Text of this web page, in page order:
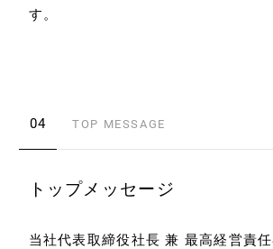
す。
04 TOP MESSAGE
トップメッセージ
当社代表取締役社長 兼 最高経営責